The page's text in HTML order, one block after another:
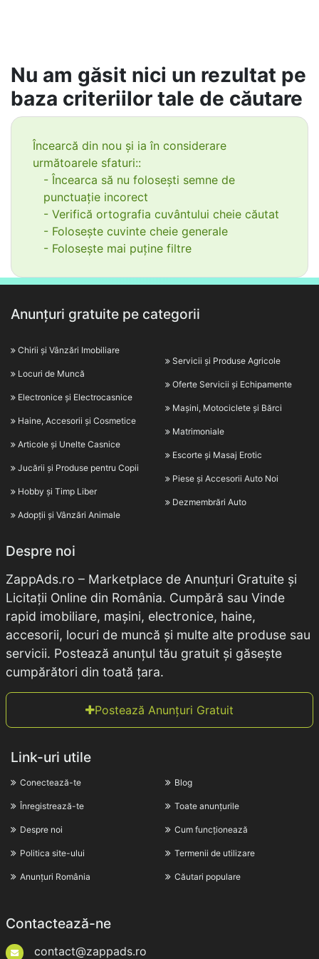
Nu am găsit nici un rezultat pe
baza criteriilor tale de căutare
Încearcă din nou și ia în considerare
următoarele sfaturi::
- Încearca să nu folosești semne de
punctuație incorect
- Verifică ortografia cuvântului cheie căutat
- Folosește cuvinte cheie generale
- Folosește mai puține filtre
Anunțuri gratuite pe categorii
Chirii și Vânzări Imobiliare
Locuri de Muncă
Electronice și Electrocasnice
Haine, Accesorii și Cosmetice
Articole și Unelte Casnice
Jucării și Produse pentru Copii
Hobby și Timp Liber
Adopții și Vânzări Animale
Servicii și Produse Agricole
Oferte Servicii și Echipamente
Mașini, Motociclete și Bărci
Matrimoniale
Escorte și Masaj Erotic
Piese și Accesorii Auto Noi
Dezmembrări Auto
Despre noi
ZappAds.ro – Marketplace de Anunțuri Gratuite și
Licitații Online din România. Cumpără sau Vinde
rapid imobiliare, mașini, electronice, haine,
accesorii, locuri de muncă și multe alte produse sau
servicii. Postează anunțul tău gratuit și găsește
cumpărători din toată țara.
Postează Anunțuri Gratuit
Link-uri utile
Conectează-te
Înregistrează-te
Despre noi
Politica site-ului
Anunțuri România
Blog
Toate anunțurile
Cum funcționează
Termenii de utilizare
Căutari populare
Contactează-ne
contact@zappads.ro